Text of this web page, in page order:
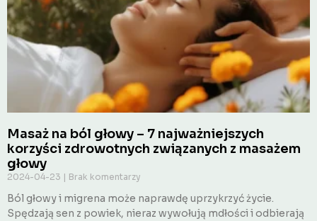
Masaż na ból głowy – 7 najważniejszych
korzyści zdrowotnych związanych z masażem
głowy
2024-04-23 Brak komentarzy
Ból głowy i migrena może naprawdę uprzykrzyć życie.
Spędzają sen z powiek, nieraz wywołują mdłości i odbierają